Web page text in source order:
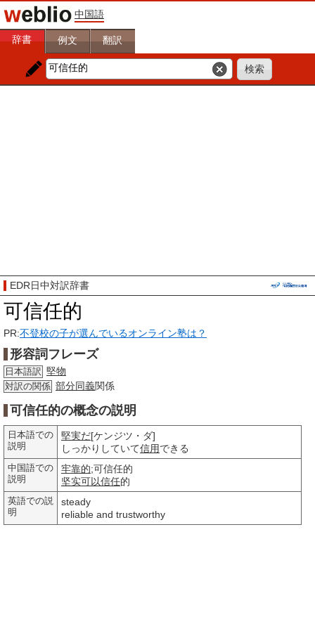
中国語
辞書 例文 翻訳
EDR日中対訳辞書
可信任的
PR:不登校の子が選んでいるオンライン塾は？
形容詞フレーズ
日本語訳 堅物
対訳の関係 部分同義関係
可信任的の概念の説明
日本語での
説明
堅実だ[ケンジツ・ダ]
しっかりしていて信用できる
中国語での
説明
牢靠的;可信任的
坚实可以信任的
英語での説
明
steady
reliable and trustworthy